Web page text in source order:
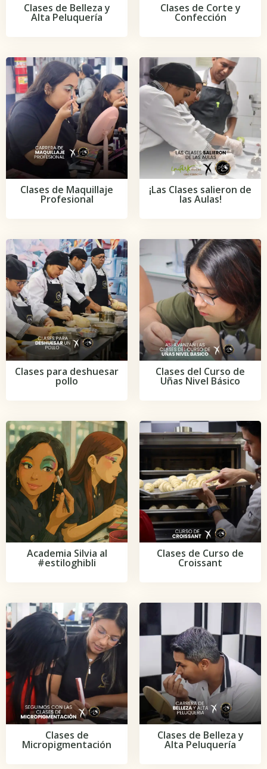
Clases de Belleza y
Alta Peluquería
Clases de Corte y
Confección
Clases de Maquillaje
Profesional
¡Las Clases salieron de
las Aulas!
Clases para deshuesar
pollo
Clases del Curso de
Uñas Nivel Básico
Academia Silvia al
#estiloghibli
Clases de Curso de
Croissant
Clases de
Micropigmentación
Clases de Belleza y
Alta Peluquería